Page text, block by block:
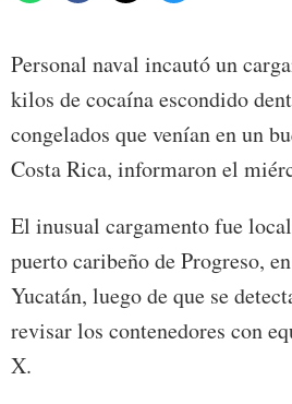
Personal naval incautó un
kilos de cocaína escondido
congelados que venían en un
Costa Rica, informaron el
El inusual cargamento fue
puerto caribeño de Progreso,
Yucatán, luego de que se
revisar los contenedores con
X.